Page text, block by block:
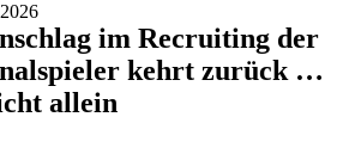
im Recruiting der
kehrt zurück …
allein